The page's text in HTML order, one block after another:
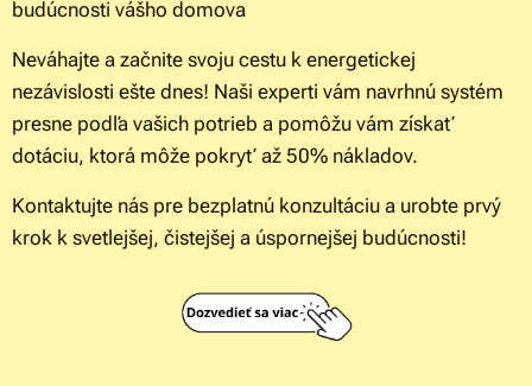
budúcnosti vášho domova
Neváhajte a začnite svoju cestu k energetickej
nezávislosti ešte dnes! Naši experti vám navrhnú systém
presne podľa vašich potrieb a pomôžu vám získať
dotáciu, ktorá môže pokryť až 50% nákladov.
Kontaktujte nás pre bezplatnú konzultáciu a urobte prvý
krok k svetlejšej, čistejšej a úspornejšej budúcnosti!